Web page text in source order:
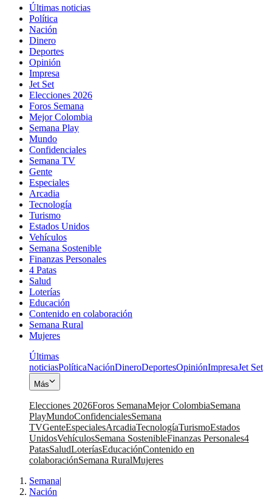
Últimas noticias
Política
Nación
Dinero
Deportes
Opinión
Impresa
Jet Set
Elecciones 2026
Foros Semana
Mejor Colombia
Semana Play
Mundo
Confidenciales
Semana TV
Gente
Especiales
Arcadia
Tecnología
Turismo
Estados Unidos
Vehículos
Semana Sostenible
Finanzas Personales
4 Patas
Salud
Loterías
Educación
Contenido en colaboración
Semana Rural
Mujeres
Últimas
noticiasPolíticaNaciónDineroDeportesOpiniónImpresaJet Set
Más
Elecciones 2026Foros SemanaMejor ColombiaSemana
PlayMundoConfidencialesSemana
TVGenteEspecialesArcadiaTecnologíaTurismoEstados
UnidosVehículosSemana SostenibleFinanzas Personales4
PatasSaludLoteríasEducaciónContenido en
colaboraciónSemana RuralMujeres
Semana|
Nación